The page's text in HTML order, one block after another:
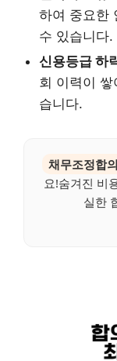
하여 중요한
수 있습니다.
신용등급 하
회 이력이
습니다.
채무조정합
요!숨겨진 비
실한